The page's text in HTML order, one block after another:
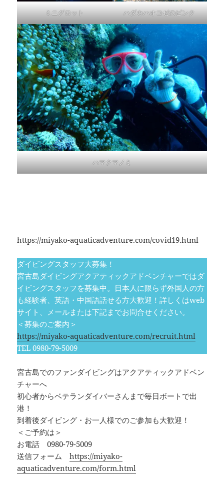
ミニグロット ハダカハオコゼのピンク
ハマクマノミ
https://miyako-aquaticadventure.com/covid19.html
ダイビングスタッフ大募集！
宮古島ダイビングアクアティックアドベンチャーではダ
イビングスタッフを募集中。日本人に限らず外国人の方
も経験者、英語・中国語話せる方大歓迎！詳しくはweb
サイト、メールまたは下記までお問合せください。
＜募集のご案内＞
https://miyako-aquaticadventure.com/recruit.html
TEL 0980-79-5009
宮古島でのファンダイビングはアクアティックアドベン
チャーへ
初心者からベテランダイバーさんまで毎日ボートで出
港！
到着後ダイビング・お一人様でのご参加も大歓迎！
＜ご予約は＞
お電話 0980-79-5009
送信フォームhttps://miyako-
aquaticadventure.com/form.html